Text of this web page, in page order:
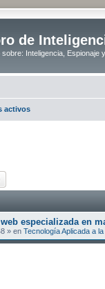
de
sobre: Inteligencia, Espionaje
activos
especializada en
» en Tecnología Aplicada a